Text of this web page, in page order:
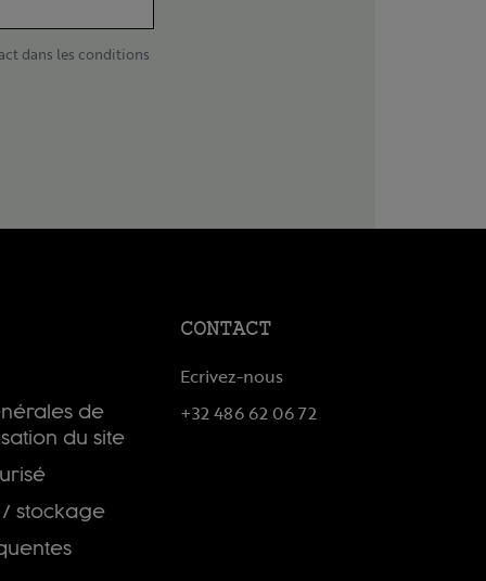
dans les conditions
de
du site
/ stockage
CONTACT
Ecrivez-nous
+32 486 62 06 72